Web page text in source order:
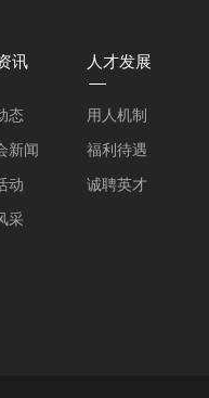
讯
态
新闻
动
采
人才发展
用人机制
福利待遇
诚聘英才